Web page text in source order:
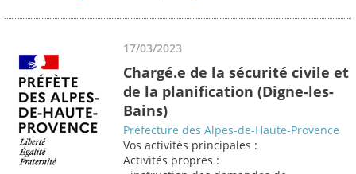
17/03/2023
Chargé.e de la sécurité civile et
de la planification (Digne-les-
Bains)
Préfecture des Alpes-de-Haute-Provence
Vos activités principales :
Activités propres :